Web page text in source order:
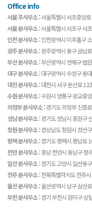
Office info
서울 주사무소 :서울특별시 서초중앙
서울 분사무소 :서울특별시 서초구 서
인천 분사무소 :인천광역시 미추홀구
광주 분사무소 :광주광역시 동구 금남
부산 분사무소 :부산광역시 연제구 법
대구 분사무소 :대구광역시 수성구 동
대전 분사무소 :대전시 서구 둔산로
수원 분사무소 :수원시 영통구 광교중
의정부 분사무소 :경기도 의정부 신흥
성남 분사무소 :경기도 성남시 중원구
창원 분사무소 :경상남도 창원시 성산
평택 분사무소 :경기도 평택시 평남로
천안 분사무소 :충남 천안시 동남구 청
일산 분사무소 :경기도 고양시 일산동
전주 분사무소 :전북특별자치도 전주
울산 분사무소 :울산광역시 남구 삼산
부천 분사무소 :경기 부천시 원미구 상